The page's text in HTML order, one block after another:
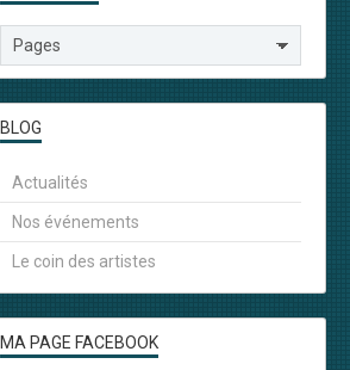
BLOG
Actualités
Nos événements
Le coin des artistes
MA PAGE FACEBOOK